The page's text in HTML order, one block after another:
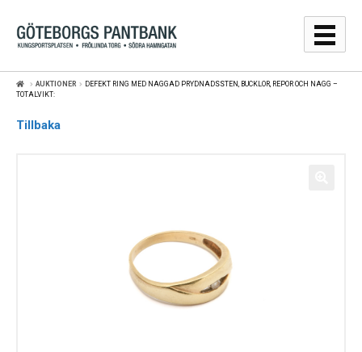
Hoppa
till
navigering
Hoppa
till
innehåll
GULDPRISER
LÅNA
AUKTIONER
DEFEKT RING MED NAGGAD PRYDNADSSTEN, BUCKLOR, REPOR OCH NAGG –
TOTALVIKT:
Tillbaka